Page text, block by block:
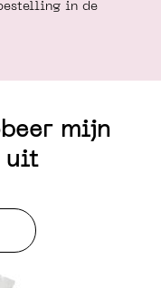
in de
mijn
uit